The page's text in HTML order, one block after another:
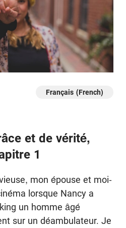
Français (French)
et de vérité,
1
mon épouse et moi-
lorsque Nancy a
un homme âgé
sur un déambulateur. Je